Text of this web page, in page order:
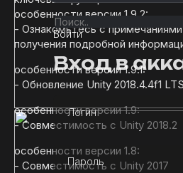
Войти
Вход в
Логин
Пароль
особенности версии 1.9.2:
- Ознакомьтесь с
получения подробной
особенности версии 1.9.1:
- Обновление Unity 2018.4.4f1 LTS
особенности версии 1.9:
- Совместимость с Unity 2018.2
особенности версии 1.8:
- Совместимость с Unity 2017